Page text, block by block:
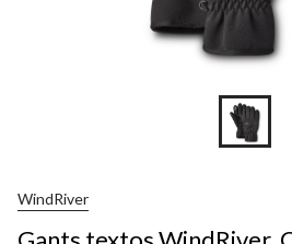
WindRiver